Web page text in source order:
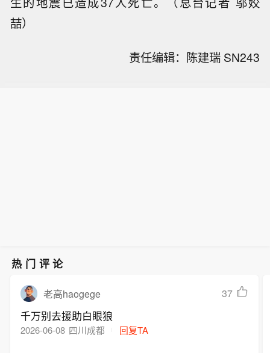
喆）
责任编辑：陈建瑞 SN243
热门评论
老高haogege 37
千万别去援助白眼狼
2026-06-08 四川成都 回复TA